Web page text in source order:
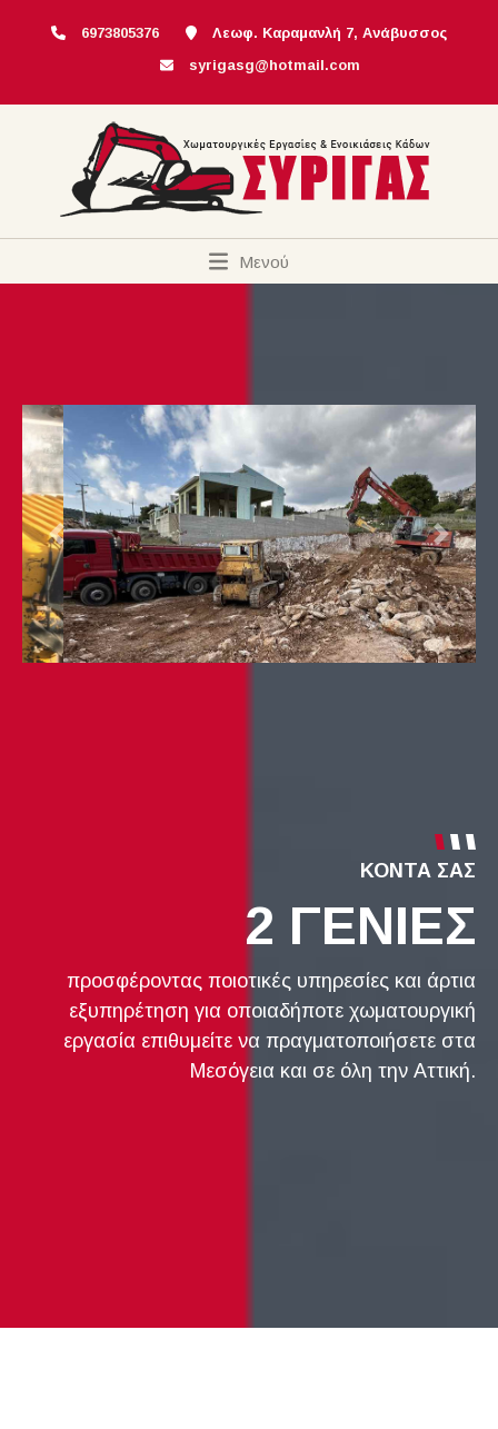
6973805376
Λεωφ. Καραμανλή 7, Ανάβυσσος
syrigasg@hotmail.com
Μενού
ΚΟΝΤΑ ΣΑΣ
2 ΓΕΝΙΕΣ
προσφέροντας ποιοτικές υπηρεσίες και άρτια
εξυπηρέτηση για οποιαδήποτε χωματουργική
εργασία επιθυμείτε να πραγματοποιήσετε στα
Μεσόγεια και σε όλη την Αττική.